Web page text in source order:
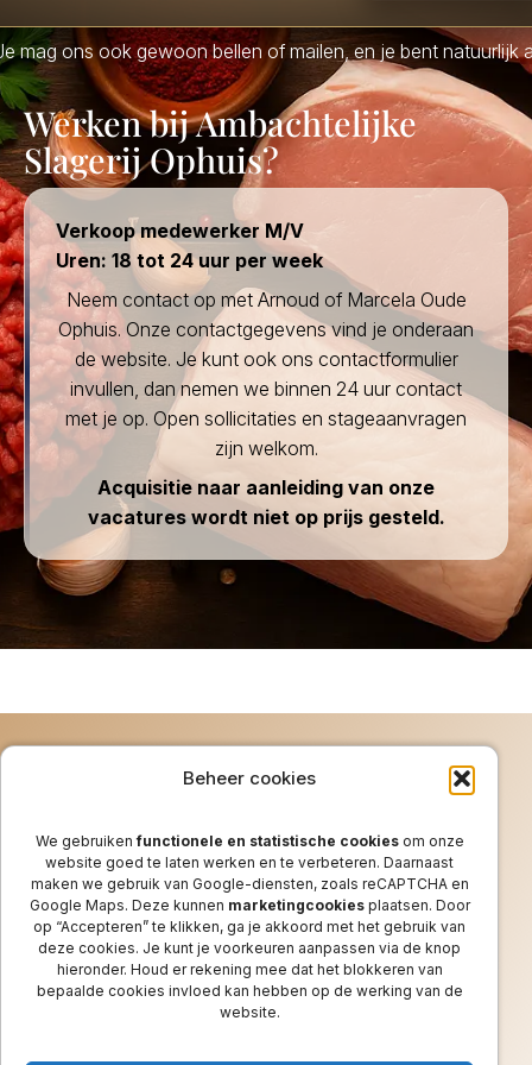
Beheer cookies
We gebruikenfunctionele en statistische cookiesom onze
website goed te laten werken en te verbeteren. Daarnaast
maken we gebruik van Google-diensten, zoals reCAPTCHA en
Google Maps. Deze kunnen marketingcookies plaatsen. Door
op “Accepteren” te klikken, ga je akkoord met het gebruik van
deze cookies. Je kunt je voorkeuren aanpassen via de knop
hieronder. Houd er rekening mee dat het blokkeren van
bepaalde cookies invloed kan hebben op de werking van de
website.
mag ons ook gewoon bellen of mailen, en je bent natuurlijk
Werken bij Ambachtelijke
Slagerij Ophuis?
Verkoop medewerker M/V
Uren: 18 tot 24 uur per week
Neem contact op met Arnoud of Marcela Oude
Ophuis. Onze contactgegevens vind je onderaan
de website. Je kunt ook ons contactformulier
invullen, dan nemen we binnen 24 uur contact
met je op. Open sollicitaties en stageaanvragen
zijn welkom.
Acquisitie naar aanleiding van onze
vacatures wordt niet op prijs gesteld.
Maandag
Dinsdag
Woensdag
Donderdag
Vrijdag
Zaterdag
8:00 - 18:00
8:00 - 18:00
8:00 - 18:00
8:00 - 18:00
8:00 - 18:00
8:00 - 16:00
info@slagerijophuis.nl